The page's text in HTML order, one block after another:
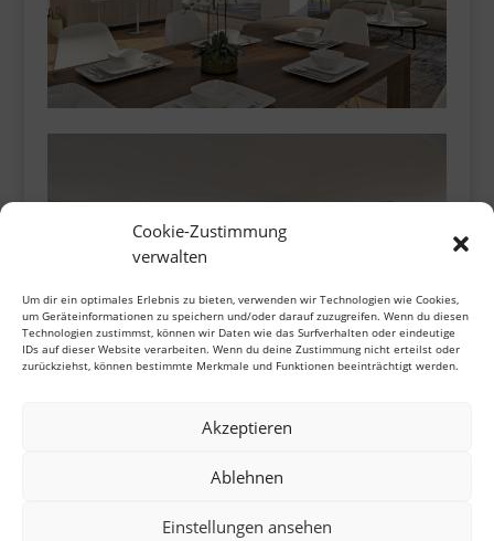
Cookie-Zustimmung
verwalten
Um dir ein optimales Erlebnis zu bieten, verwenden wir Technologien wie Cookies,
um Geräteinformationen zu speichern und/oder darauf zuzugreifen. Wenn du diesen
Technologien zustimmst, können wir Daten wie das Surfverhalten oder eindeutige
IDs auf dieser Website verarbeiten. Wenn du deine Zustimmung nicht erteilst oder
zurückziehst, können bestimmte Merkmale und Funktionen beeinträchtigt werden.
Akzeptieren
Ablehnen
Einstellungen ansehen